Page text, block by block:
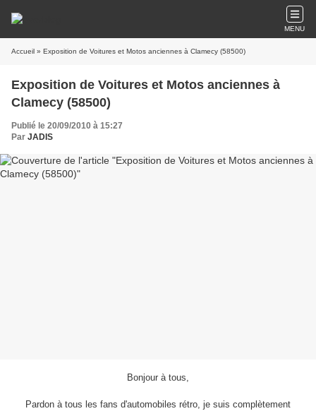
MENU
Accueil » Exposition de Voitures et Motos anciennes à Clamecy (58500)
Exposition de Voitures et Motos anciennes à
Clamecy (58500)
Publié le 20/09/2010 à 15:27
Par JADIS
Bonjour à tous,
Pardon à tous les fans d'automobiles rétro, je suis complètement